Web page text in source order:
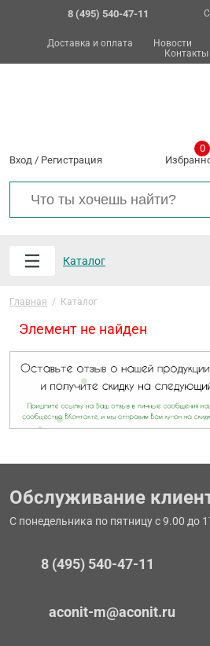
8 (495) 540-47-11
Доставка и оплата Новости
Контакты
Вход / Регистрация
0
Каталог
Главная / Каталог
Элемент не найден
Обслуживание
С понедельника по пятницу с 9.00 до
8 (495) 540-47-11
aconit-m@aconit.ru